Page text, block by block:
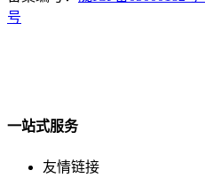
号
一站式服务
友情链接